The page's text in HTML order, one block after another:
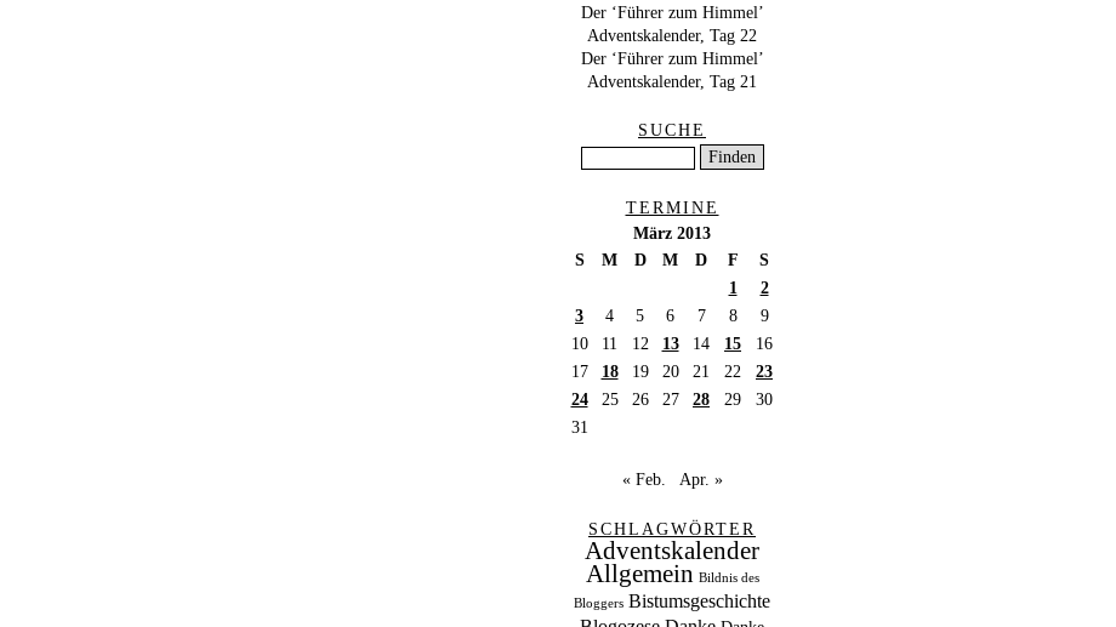
Der ‘Führer zum Himmel’
Adventskalender, Tag 22
Der ‘Führer zum Himmel’
Adventskalender, Tag 21
SUCHE
TERMINE
März 2013
S
M D M D F
S
1
2
3
4 5 6 7 8
9
10
11 12 13 14 15
16
17
18 19 20 21 22
23
24
25 26 27 28 29
30
31
« Feb. Apr. »
SCHLAGWÖRTER
Adventskalender
Allgemein Bildnis des
Bloggers Bistumsgeschichte